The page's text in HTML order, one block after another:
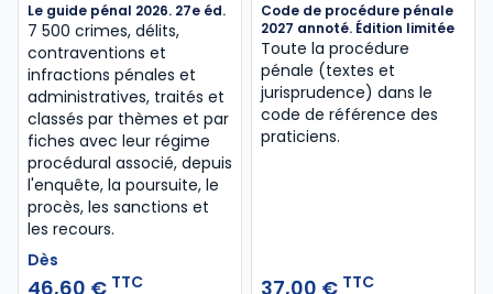
Le guide pénal 2026. 27e éd.
7 500 crimes, délits,
contraventions et
infractions pénales et
administratives, traités et
classés par thèmes et par
fiches avec leur régime
procédural associé, depuis
l'enquête, la poursuite, le
procès, les sanctions et
les recours.
Dès
46,60 € TTC
Code de procédure pénale
2027 annoté. Édition limitée
Toute la procédure
pénale (textes et
jurisprudence) dans le
code de référence des
praticiens.
37,00 € TTC